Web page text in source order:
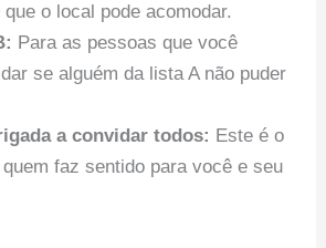
o local pode acomodar.
Para as pessoas que você
se alguém da lista A não puder
a convidar todos: Este é o
faz sentido para você e seu